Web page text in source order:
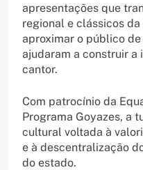
apresentações que
regional e clássicos
aproximar o público
ajudaram a construir
cantor.
Com patrocínio da
Programa Goyazes, a
cultural voltada à
e à descentralização
do estado.